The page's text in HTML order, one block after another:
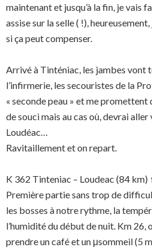
maintenant et jusqu’à la fin, je vais
assise sur la selle ( !), heureusement,
si ça peut compenser.
Arrivé à Tinténiac, les jambes vont
l’infirmerie, les secouristes de la
« seconde peau » et me promettent
de souci mais au cas où, devrai
Loudéac…
Ravitaillement et on repart.
K 362 Tinteniac – Loudeac (84 km)
Première partie sans trop de
les bosses à notre rythme, la
l’humidité du début de nuit. Km 26,
prendre un café et un μsommeil (5